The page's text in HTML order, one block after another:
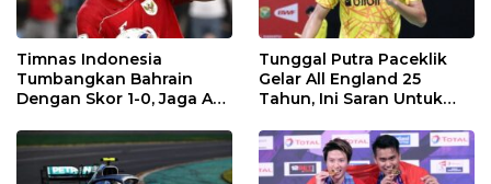
Timnas Indonesia
Tumbangkan Bahrain
Dengan Skor 1-0, Jaga Asa
Tunggal Putra Paceklik
Gelar All England 25
Tahun, Ini Saran Untuk